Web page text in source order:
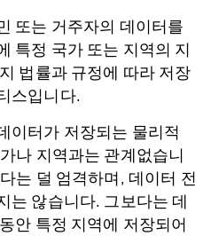
또는 거주자의 데이터를
특정 국가 또는 지역의 지
법률과 규정에 따라 저장
스입니다.
이터가 저장되는 물리적
나 지역과는 관계없습니
는 덜 엄격하며, 데이터 전
는 않습니다. 그보다는 데
안 특정 지역에 저장되어